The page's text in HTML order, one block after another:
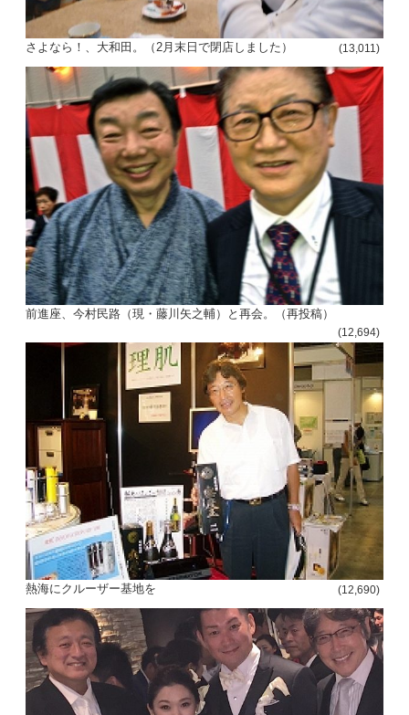
さよなら！、大和田。（2月末日で閉店しました） (13,011)
前進座、今村民路（現・藤川矢之輔）と再会。（再投稿）
(12,694)
熱海にクルーザー基地を (12,690)